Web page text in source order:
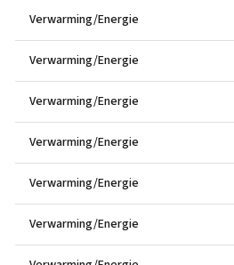
Verwarming/Energie
Verwarming/Energie
Verwarming/Energie
Verwarming/Energie
Verwarming/Energie
Verwarming/Energie